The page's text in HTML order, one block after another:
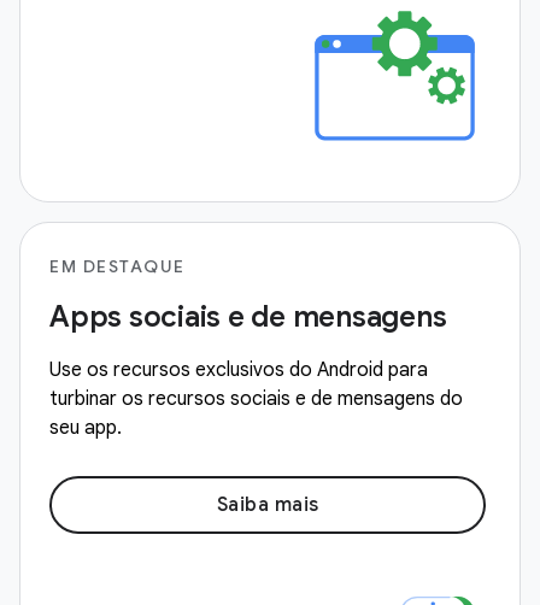
EM DESTAQUE
Apps sociais e de mensagens
Use os recursos exclusivos do Android para
turbinar os recursos sociais e de mensagens do
seu app.
Saiba mais